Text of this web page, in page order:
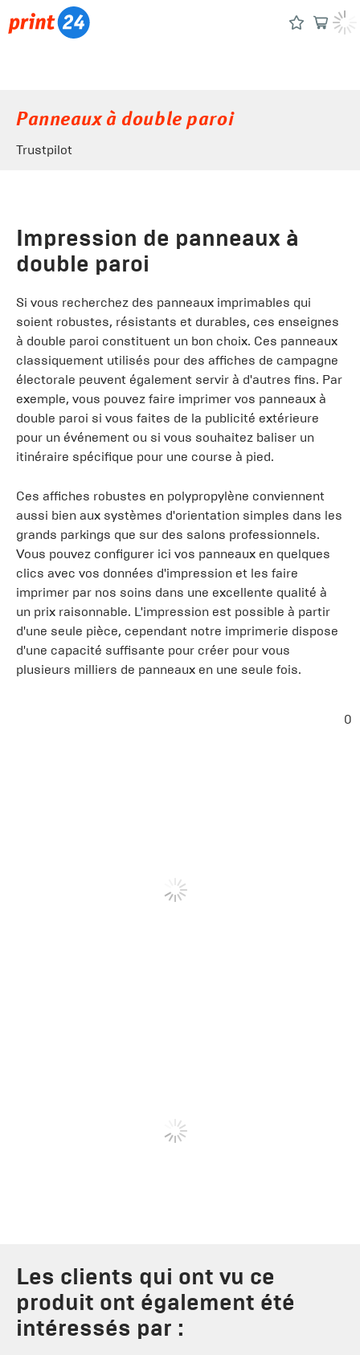
Panneaux à double paroi
Trustpilot
Impression de panneaux à
double paroi
Si vous recherchez des panneaux imprimables qui
soient robustes, résistants et durables, ces enseignes
à double paroi constituent un bon choix. Ces panneaux
classiquement utilisés pour des affiches de campagne
électorale peuvent également servir à d'autres fins. Par
exemple, vous pouvez faire imprimer vos panneaux à
double paroi si vous faites de la publicité extérieure
pour un événement ou si vous souhaitez baliser un
itinéraire spécifique pour une course à pied.
Ces affiches robustes en polypropylène conviennent
aussi bien aux systèmes d'orientation simples dans les
grands parkings que sur des salons professionnels.
Vous pouvez configurer ici vos panneaux en quelques
clics avec vos données d'impression et les faire
imprimer par nos soins dans une excellente qualité à
un prix raisonnable. L'impression est possible à partir
d'une seule pièce, cependant notre imprimerie dispose
d'une capacité suffisante pour créer pour vous
plusieurs milliers de panneaux en une seule fois.
0
Les clients qui ont vu ce
produit ont également été
intéressés par :